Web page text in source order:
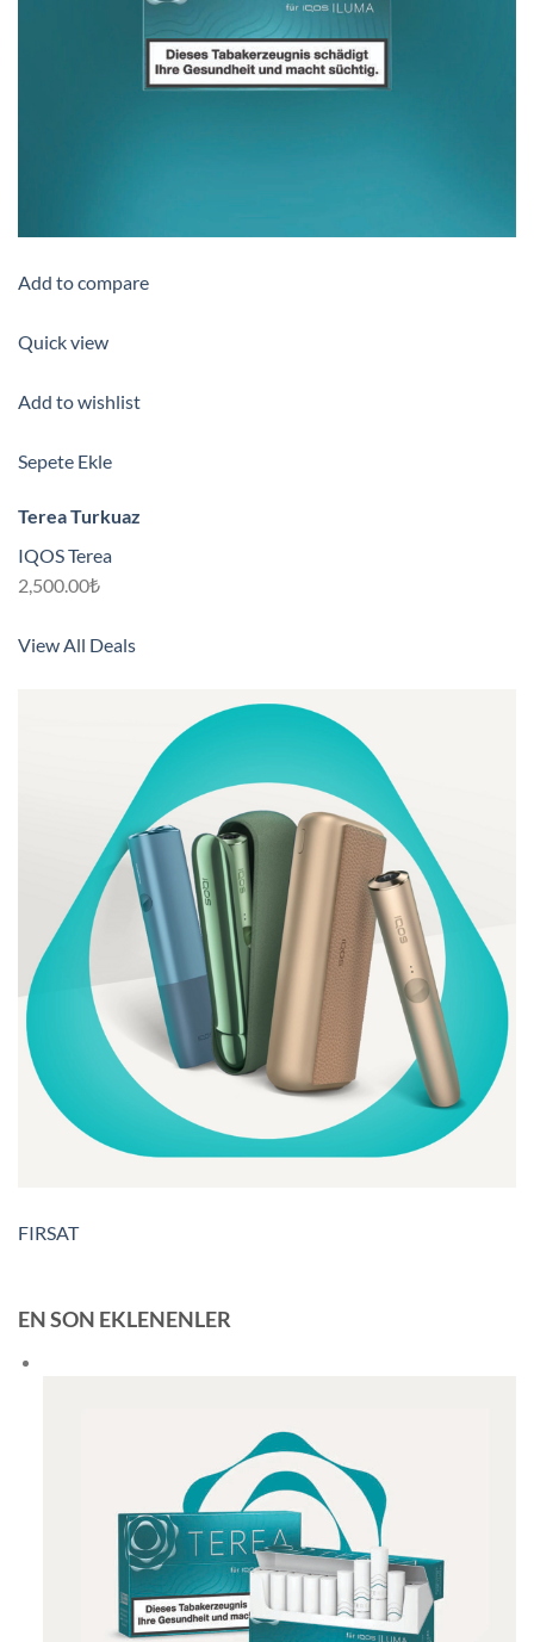
Add to compare
Quick view
Add to wishlist
Sepete Ekle
Terea Turkuaz
IQOS Terea
2,500.00₺
View All Deals
FIRSAT
EN SON EKLENENLER